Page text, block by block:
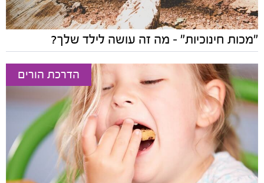
"מכות חינוכיות" – מה זה עושה לילד שלך?
הדרכת הורים